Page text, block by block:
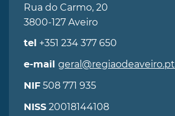
Rua do Carmo, 20
3800-127 Aveiro
tel +351 234 377 650
e-mail geral@regiaodeaveiro.pt
NIF 508 771 935
NISS 20018144108